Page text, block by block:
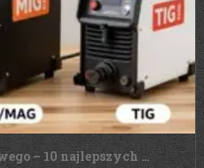
– 10 najlepszych …